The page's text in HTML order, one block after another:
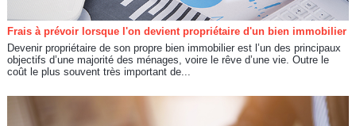
Frais à prévoir lorsque l'on devient propriétaire d'un bien immobilier
Devenir propriétaire de son propre bien immobilier est l’un des principaux
objectifs d’une majorité des ménages, voire le rêve d’une vie. Outre le
coût le plus souvent très important de...